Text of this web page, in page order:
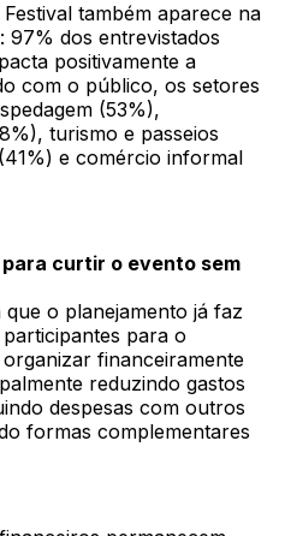
também aparece na
97% dos entrevistados
positivamente a
com o público, os setores
(53%),
turismo e passeios
e comércio informal
curtir o evento sem
o planejamento já faz
para o
financeiramente
reduzindo gastos
despesas com outros
formas complementares